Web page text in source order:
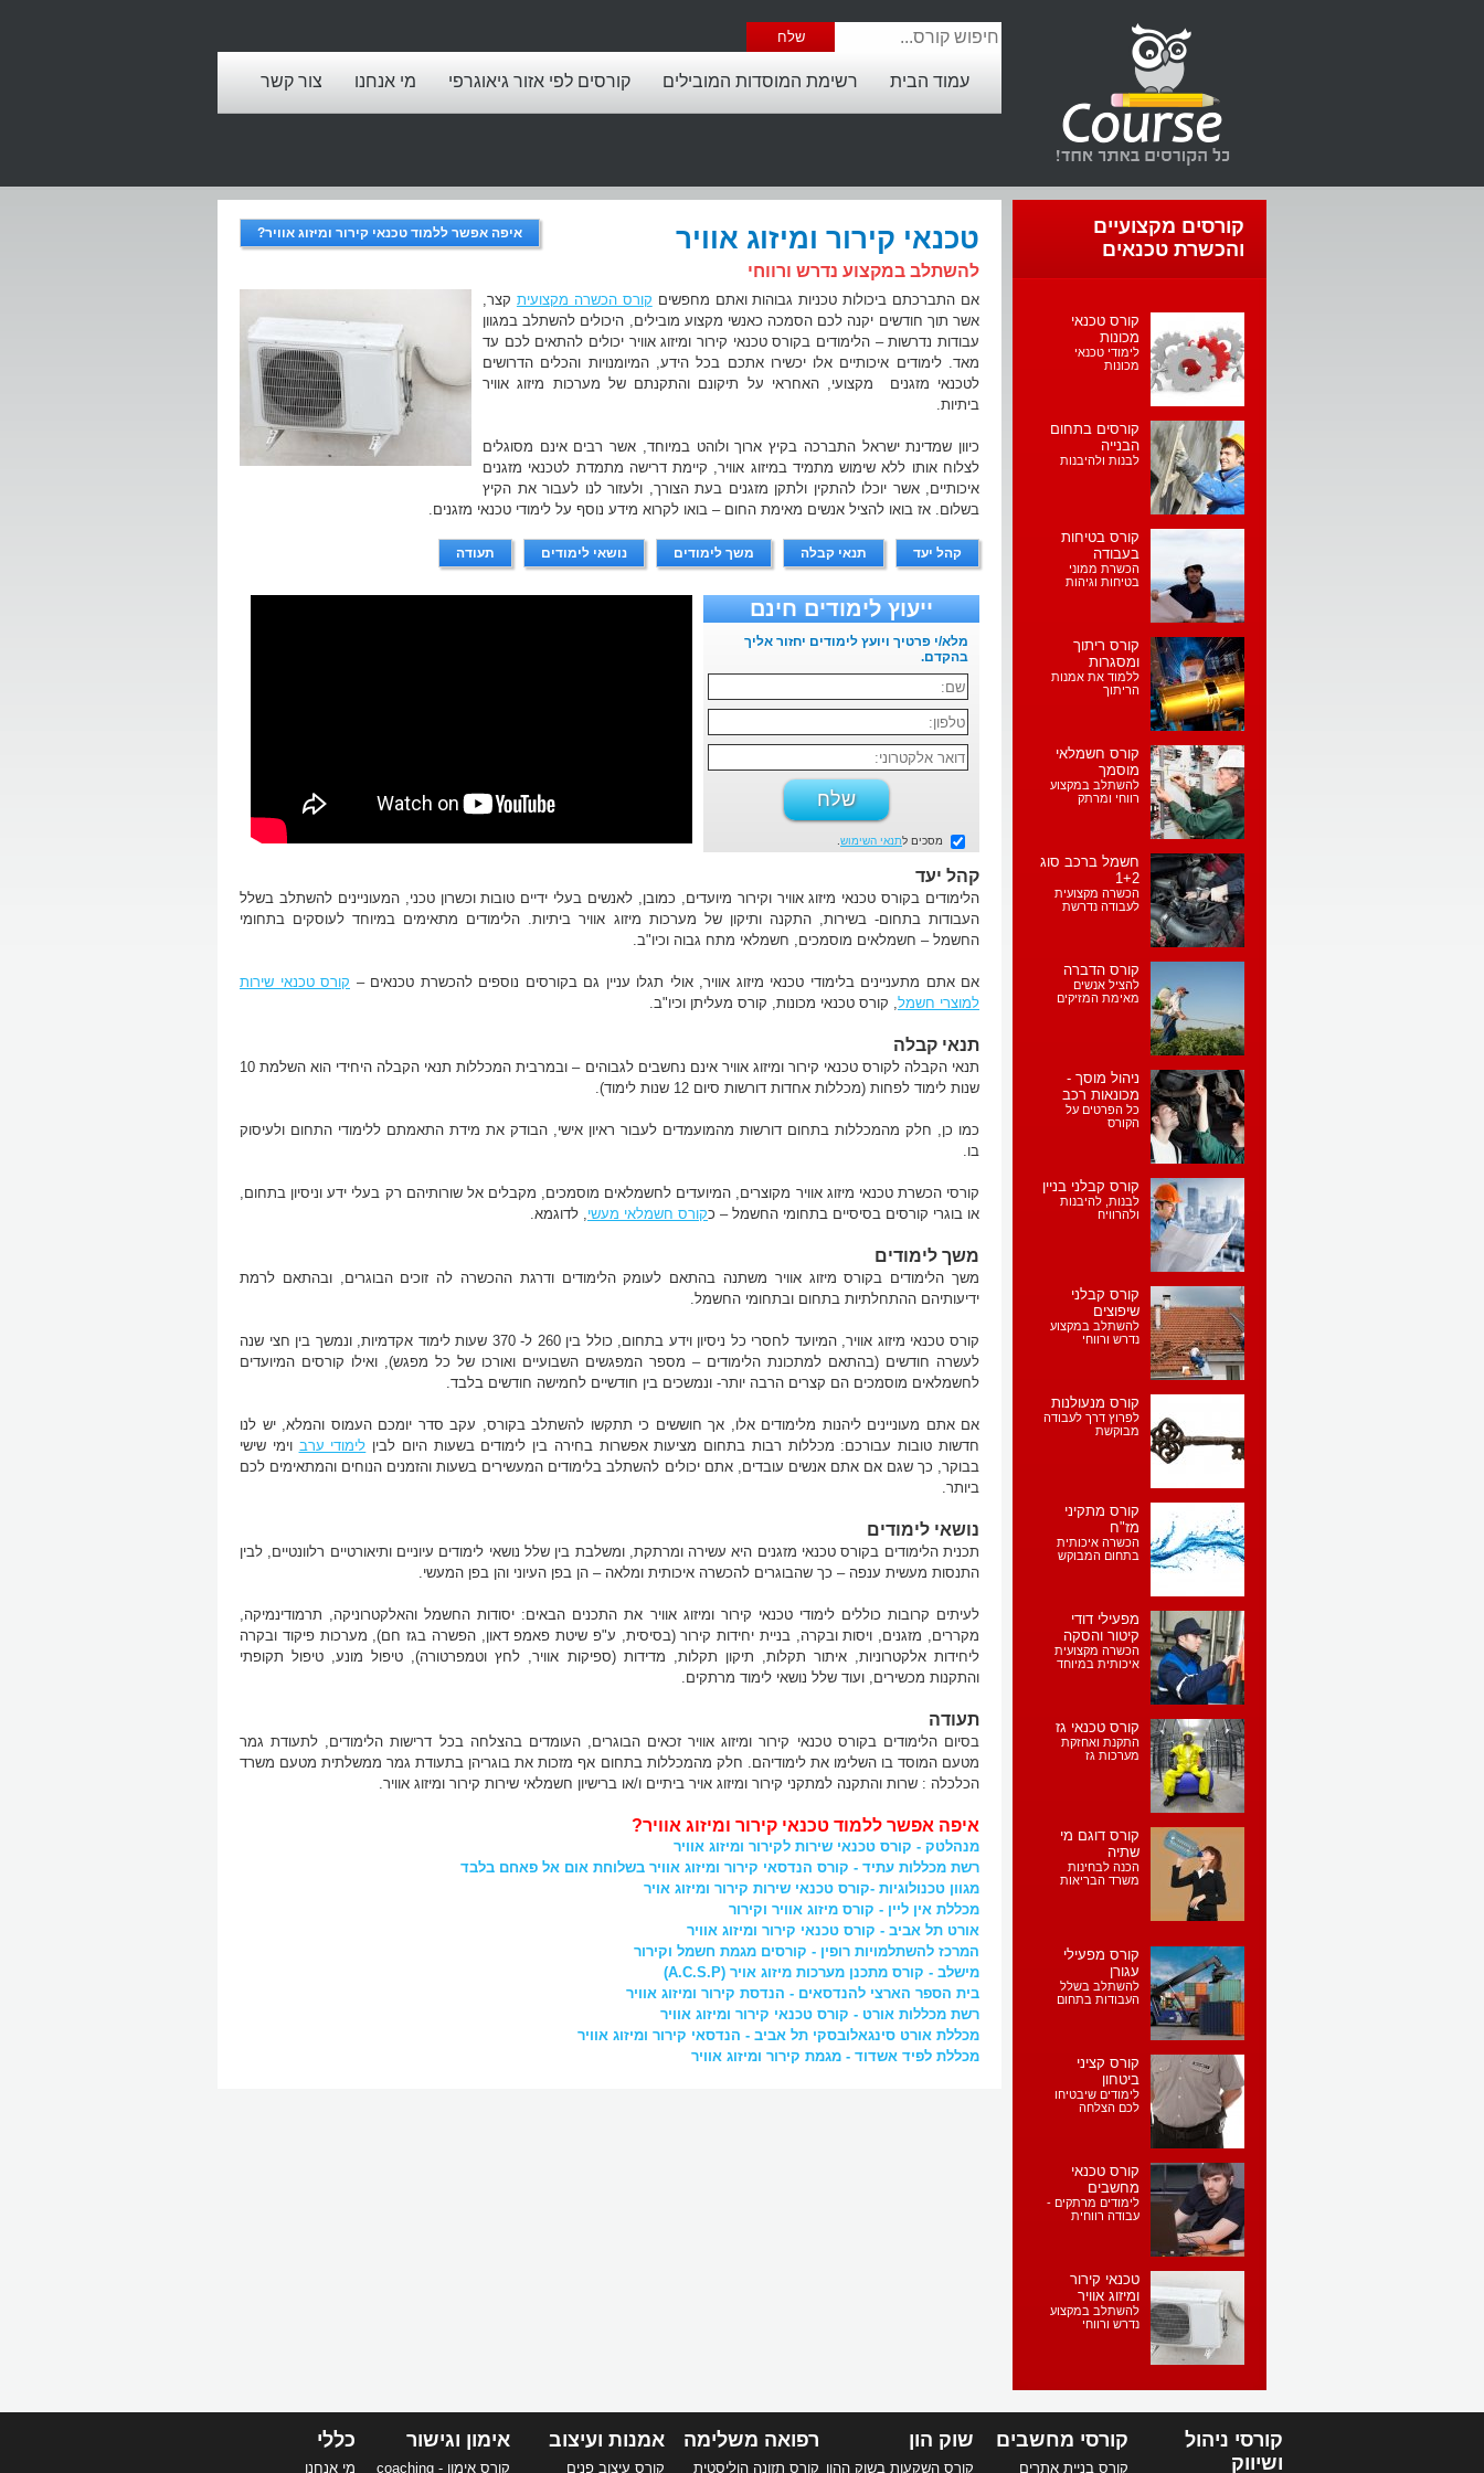
עמוד הבית רשימת המוסדות המובילים קורסים לפי אזור גיאוגרפי מי אנחנו צור קשר
קורסים מקצועיים
והכשרת טכנאים
קורס טכנאי
מכונות
לימודי טכנאי
מכונות
קורסים בתחום
הבנייה
לבנות ולהיבנות
קורס בטיחות
בעבודה
הכשרת ממוני
בטיחות וגיהות
קורס ריתוך
ומסגרות
ללמוד את אמנות
הריתוך
קורס חשמלאי
מוסמך
להשתלב במקצוע
רווחי ומרתק
חשמל ברכב סוג
1+2
הכשרה מקצועית
לעבודה נדרשת
קורס הדברה
להציל אנשים
מאימת המזיקים
ניהול מוסך -
מכונאות רכב
כל הפרטים על
הקורס
קורס קבלני בניין
לבנות, להיבנות
ולהרוויח
קורס קבלני
שיפוצים
להשתלב במקצוע
נדרש ורווחי
קורס מנעולנות
לפרוץ דרך לעבודה
מבוקשת
קורס מתקיני
מז"ח
הכשרה איכותית
בתחום המבוקש
מפעילי דודי
קיטור והסקה
הכשרה מקצועית
איכותית במיוחד
קורס טכנאי גז
התקנת ואחזקת
מערכות גז
קורס דוגם מי
שתיה
הכנה לבחינות
משרד הבריאות
קורס מפעילי
עגורן
להשתלב בשלל
העבודות בתחום
קורס קציני
ביטחון
לימודים שיבטיחו
לכם הצלחה
קורס טכנאי
מחשבים
לימודים מרתקים -
עבודה רווחית
טכנאי קירור
ומיזוג אוויר
להשתלב במקצוע
נדרש ורווחי
טכנאי קירור ומיזוג אוויר
להשתלב במקצוע נדרש ורווחי
איפה אפשר ללמוד טכנאי קירור ומיזוג אוויר?
אם התברכתם ביכולות טכניות גבוהות ואתם מחפשים קורס הכשרה מקצועית קצר,
אשר תוך חודשים יקנה לכם הסמכה כאנשי מקצוע מובילים, היכולים להשתלב במגוון
עבודות נדרשות – הלימודים בקורס טכנאי קירור ומיזוג אוויר יכולים להתאים לכם עד
מאד. לימודים איכותיים אלו יכשירו אתכם בכל הידע, המיומנויות והכלים הדרושים
לטכנאי מזגנים מקצועי, האחראי על תיקונם והתקנתם של מערכות מיזוג אוויר
ביתיות.
כיוון שמדינת ישראל התברכה בקיץ ארוך ולוהט במיוחד, אשר רבים אינם מסוגלים
לצלוח אותו ללא שימוש מתמיד במיזוג אוויר, קיימת דרישה מתמדת לטכנאי מזגנים
איכותיים, אשר יוכלו להתקין ולתקן מזגנים בעת הצורך, ולעזור לנו לעבור את הקיץ
בשלום. אז בואו להציל אנשים מאימת החום – בואו לקרוא מידע נוסף על לימודי טכנאי מזגנים.
קהל יעד תנאי קבלה משך לימודים נושאי לימודים תעודה
ייעוץ לימודים חינם
מלא/י פרטיך ויועץ לימודים יחזור אליך
בהקדם.
מסכים לתנאי השימוש
קהל יעד
הלימודים בקורס טכנאי מיזוג אוויר וקירור מיועדים, כמובן, לאנשים בעלי ידיים טובות וכשרון טכני, המעוניינים להשתלב בשלל
העבודות בתחום- בשירות, התקנה ותיקון של מערכות מיזוג אוויר ביתיות. הלימודים מתאימים במיוחד לעוסקים בתחומי
החשמל – חשמלאים מוסמכים, חשמלאי מתח גבוה וכיו"ב.
אם אתם מתעניינים בלימודי טכנאי מיזוג אוויר, אולי תגלו עניין גם בקורסים נוספים להכשרת טכנאים – קורס טכנאי שירות
למוצרי חשמל, קורס טכנאי מכונות, קורס מעליתן וכיו"ב.
תנאי קבלה
תנאי הקבלה לקורס טכנאי קירור ומיזוג אוויר אינם נחשבים לגבוהים – ובמרבית המכללות תנאי הקבלה היחידי הוא השלמת 10
שנות לימוד לפחות (מכללות אחדות דורשות סיום 12 שנות לימוד).
כמו כן, חלק מהמכללות בתחום דורשות מהמועמדים לעבור ראיון אישי, הבודק את מידת התאמתם ללימודי התחום ולעיסוק
בו.
קורסי הכשרת טכנאי מיזוג אוויר מקוצרים, המיועדים לחשמלאים מוסמכים, מקבלים אל שורותיהם רק בעלי ידע וניסיון בתחום,
או בוגרי קורסים בסיסיים בתחומי החשמל – כקורס חשמלאי מעשי, לדוגמא.
משך לימודים
משך הלימודים בקורס מיזוג אוויר משתנה בהתאם לעומק הלימודים ודרגת ההכשרה לה זוכים הבוגרים, ובהתאם לרמת
ידיעותיהם ההתחלתיות בתחום ובתחומי החשמל.
קורס טכנאי מיזוג אוויר, המיועד לחסרי כל ניסיון וידע בתחום, כולל בין 260 ל- 370 שעות לימוד אקדמיות, ונמשך בין חצי שנה
לעשרה חודשים (בהתאם למתכונת הלימודים – מספר המפגשים השבועיים ואורכו של כל מפגש), ואילו קורסים המיועדים
לחשמלאים מוסמכים הם קצרים הרבה יותר- ונמשכים בין חודשיים לחמישה חודשים בלבד.
אם אתם מעוניינים ליהנות מלימודים אלו, אך חוששים כי תתקשו להשתלב בקורס, עקב סדר יומכם העמוס והמלא, יש לנו
חדשות טובות עבורכם: מכללות רבות בתחום מציעות אפשרות בחירה בין לימודים בשעות היום לבין לימודי ערב וימי שישי
בבוקר, כך שגם אם אתם אנשים עובדים, אתם יכולים להשתלב בלימודים המעשירים בשעות והזמנים הנוחים והמתאימים לכם
ביותר.
נושאי לימודים
תכנית הלימודים בקורס טכנאי מזגנים היא עשירה ומרתקת, ומשלבת בין שלל נושאי לימודים עיוניים ותיאורטיים רלוונטיים, לבין
התנסות מעשית ענפה – כך שהבוגרים להכשרה איכותית ומלאה – הן בפן העיוני והן בפן המעשי.
לעיתים קרובות כוללים לימודי טכנאי קירור ומיזוג אוויר את התכנים הבאים: יסודות החשמל והאלקטרוניקה, תרמודינמיקה,
מקררים, מזגנים, ויסות ובקרה, בניית יחידות קירור (בסיסית, ע"פ שיטת פאמפ דאון, הפשרה בגז חם), מערכות פיקוד ובקרה
ליחידות אלקטרוניות, איתור תקלות, תיקון תקלות, מדידות (ספיקות אוויר, לחץ וטמפרטורה), טיפול מונע, טיפול תקופתי
והתקנות מכשירים, ועוד שלל נושאי לימוד מרתקים.
תעודה
בסיום הלימודים בקורס טכנאי קירור ומיזוג אוויר זכאים הבוגרים, העומדים בהצלחה בכל דרישות הלימודים, לתעודת גמר
מטעם המוסד בו השלימו את לימודיהם. חלק מהמכללות בתחום אף מזכות את בוגריהן בתעודת גמר ממשלתית מטעם משרד
הכלכלה : שרות והתקנה למתקני קירור ומיזוג אויר ביתיים ו/או ברישיון חשמלאי שירות קירור ומיזוג אוויר.
איפה אפשר ללמוד טכנאי קירור ומיזוג אוויר?
מנהלטק - קורס טכנאי שירות לקירור ומיזוג אוויר
רשת מכללות עתיד - קורס הנדסאי קירור ומיזוג אוויר בשלוחת אום אל פאחם בלבד
מגוון טכנולוגיות -קורס טכנאי שירות קירור ומיזוג אויר
מכללת אין ליין - קורס מיזוג אוויר וקירור
אורט תל אביב - קורס טכנאי קירור ומיזוג אוויר
המרכז להשתלמויות רופין - קורסים מגמת חשמל וקירור
מישלב - קורס מתכנן מערכות מיזוג אויר (A.C.S.P)
בית הספר הארצי להנדסאים - הנדסת קירור ומיזוג אוויר
רשת מכללות אורט - קורס טכנאי קירור ומיזוג אוויר
מכללת אורט סינגאלובסקי תל אביב - הנדסאי קירור ומיזוג אוויר
מכללת לפיד אשדוד - מגמת קירור ומיזוג אוויר
קורסי ניהול
ושיווק
קורסי מחשבים
קורס בניית אתרים
שוק הון
קורס השקעות בשוק ההון
רפואה משלימה
קורס תזונה הוליסטית
אמנות ועיצוב
קורס עיצוב פנים
אימון וגישור
קורס אימון - coaching
כללי
מי אנחנו